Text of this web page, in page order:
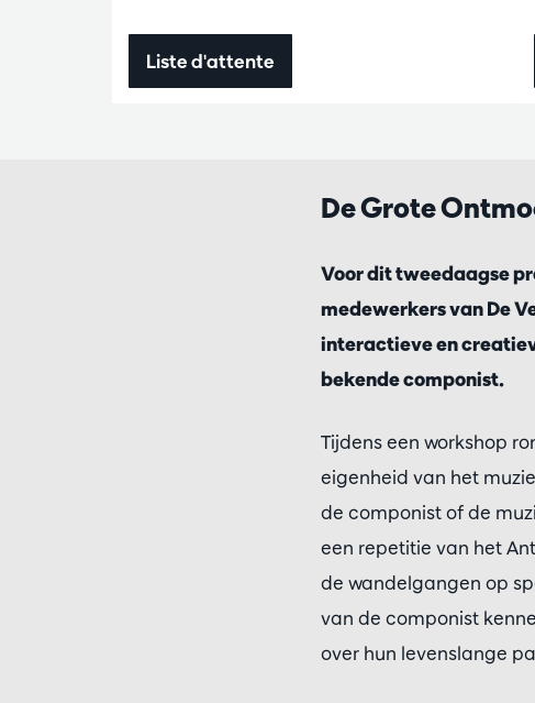
Liste d'attente
De Grote
Voor dit tweedaagse
medewerkers van De
interactieve en
bekende componist.
Tijdens een workshop
eigenheid van het
de componist of de
een repetitie van het
de wandelgangen op
van de componist
over hun levenslange